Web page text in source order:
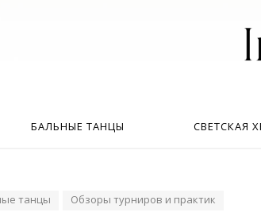
БАЛЬНЫЕ ТАНЦЫ СВЕТСКАЯ
танцы Обзоры турниров и практик